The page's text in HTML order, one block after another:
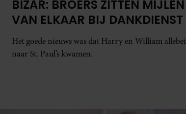
BIZAR: BROERS ZITTEN MIJLEN
VAN ELKAAR BIJ DANKDIENST
Het goede nieuws was dat Harry en William allebei
naar St. Paul’s kwamen.